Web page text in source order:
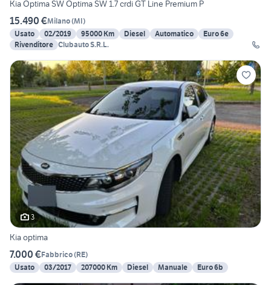
Kia Optima SW Optima SW 1.7 crdi GT Line Premium P
15.490 €Milano(MI)
Usato
02/2019 95000 Km Diesel Automatico
Euro 6e
Rivenditore Clubauto S.R.L.
3
Kia optima
7.000 €Fabbrico(RE)
Usato
03/2017 207000 Km Diesel Manuale Euro 6b